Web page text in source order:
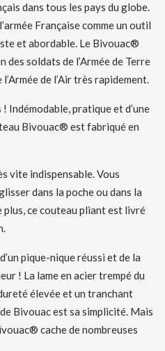
dans tous les pays du globe.
Française comme un outil
et abordable. Le Bivouac®
des soldats de l’Armée de Terre
de l’Air très rapidement.
Indémodable, pratique et d’une
Bivouac® est fabriqué en
vite indispensable. Vous
dans la poche ou dans la
ce couteau pliant est livré
pique-nique réussi et de la
! La lame en acier trempé du
élevée et un tranchant
Bivouac est sa simplicité. Mais
cache de nombreuses